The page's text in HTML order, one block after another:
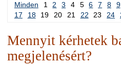
Minden
1 2 3 4 5 6 7 8 9
17
18 19 20 21 22 23 24
Mennyit kérhetek
megjelenésért?